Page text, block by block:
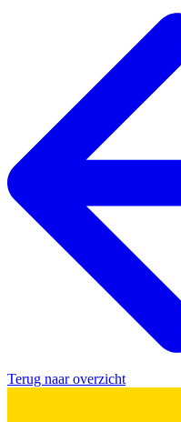
Terug naar overzicht